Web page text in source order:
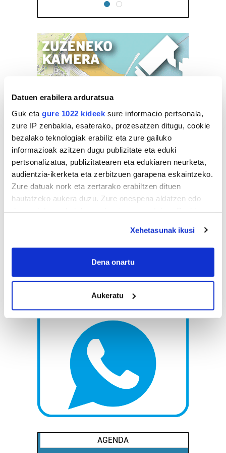
Datuen erabilera arduratsua
Guk eta gure 1022 kideek sure informacio pertsonala,
zure IP zenbakia, esaterako, prozesatzen ditugu, cookie
bezalako teknologiak erabiliz eta zure gailuko
informazioak azitzen dugu publizitate eta eduki
pertsonalizatua, publizitatearen eta edukiaren neurketa,
audientzia-ikerketa eta zerbitzuen garapena eskaintzeko.
Zure datuak nork eta zertarako erabiltzen dituen
hautatzeko aukera duzu. Zure onespena aldatzen edo
If you allow, we would also like to:
Collect information about your geographical
meters
Identify your device by actively scanning it for
specific characteristics (fingerprinting)
Find out more about how your personal data is processed
and set your preferences in the
details section
Guk eta gure bazkideek zure datu pertsonalak
prozesatzen ditugu, zure IP zenbakia, besteak beste,
teknologia erabiliz, cookieak adibidez, iragarki eta eduki
pertsonalizatuak eskaintzeko, iragarkiak eta edukia
neurtzeko, jendeari buruzko informazioa biltzeko eta
erabiltzen dituen hauta dezakezu.
Xehetasunak ikusi
Dena onartu
Aukeratu
AGENDA